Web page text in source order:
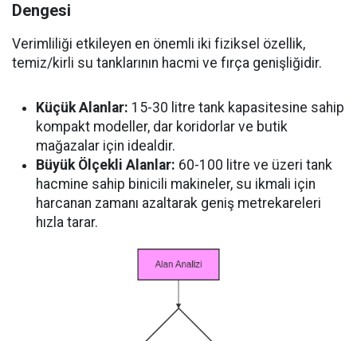
Dengesi
Verimliliği etkileyen en önemli iki fiziksel özellik,
temiz/kirli su tanklarının hacmi ve fırça genişliğidir.
Küçük Alanlar: 15-30 litre tank kapasitesine sahip
kompakt modeller, dar koridorlar ve butik
mağazalar için idealdir.
Büyük Ölçekli Alanlar: 60-100 litre ve üzeri tank
hacmine sahip binicili makineler, su ikmali için
harcanan zamanı azaltarak geniş metrekareleri
hızla tarar.